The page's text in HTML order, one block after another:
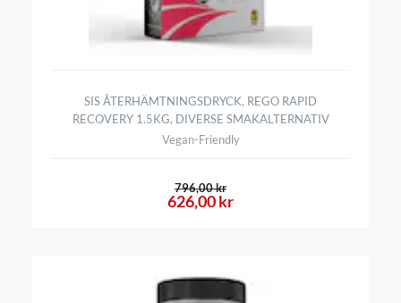
SIS ÅTERHÄMTNINGSDRYCK, REGO RAPID
RECOVERY 1.5KG, DIVERSE SMAKALTERNATIV
Vegan-Friendly
626,00 kr
796,00 kr